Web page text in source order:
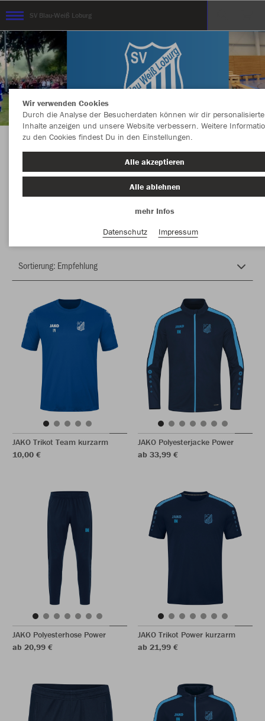
SV Blau-Weiß Loburg
Herzlich Willkommen im Teamshop SV Blau-
Weiß Loburg
JAKO Trikot Team kurzarm
10,00 €
JAKO Polyesterjacke Power
ab 33,99 €
JAKO Polyesterhose Power
ab 20,99 €
JAKO Trikot Power kurzarm
ab 21,99 €
Wir verwenden Cookies
Durch die Analyse der Besucherdaten können wir dir personalisierte
Inhalte anzeigen und unsere Website verbessern. Weitere
zu den Cookies findest Du in den Einstellungen.
Alle akzeptieren
Alle ablehnen
mehr Infos
Datenschutz
Impressum